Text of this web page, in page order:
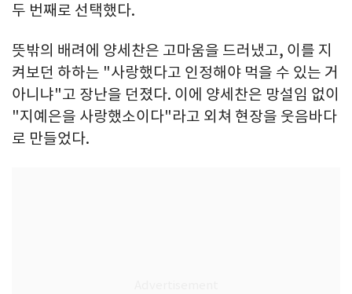
두 번째로 선택했다.
뜻밖의 배려에 양세찬은 고마움을 드러냈고, 이를 지
켜보던 하하는 "사랑했다고 인정해야 먹을 수 있는 거
아니냐"고 장난을 던졌다. 이에 양세찬은 망설임 없이
"지예은을 사랑했소이다"라고 외쳐 현장을 웃음바다
로 만들었다.